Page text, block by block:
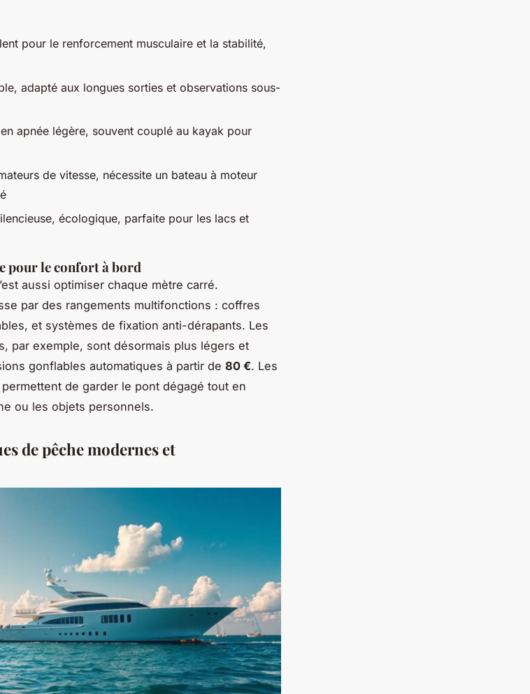
pour le renforcement musculaire et la stabilité,
adapté aux longues sorties et observations sous-
apnée légère, souvent couplé au kayak pour
de vitesse, nécessite un bateau à moteur
écologique, parfaite pour les lacs et
pour le confort à bord
aussi optimiser chaque mètre carré.
par des rangements multifonctions : coffres
et systèmes de fixation anti-dérapants. Les
par exemple, sont désormais plus légers et
gonflables automatiques à partir de 80 €. Les
de garder le pont dégagé tout en
ou les objets personnels.
de pêche modernes et